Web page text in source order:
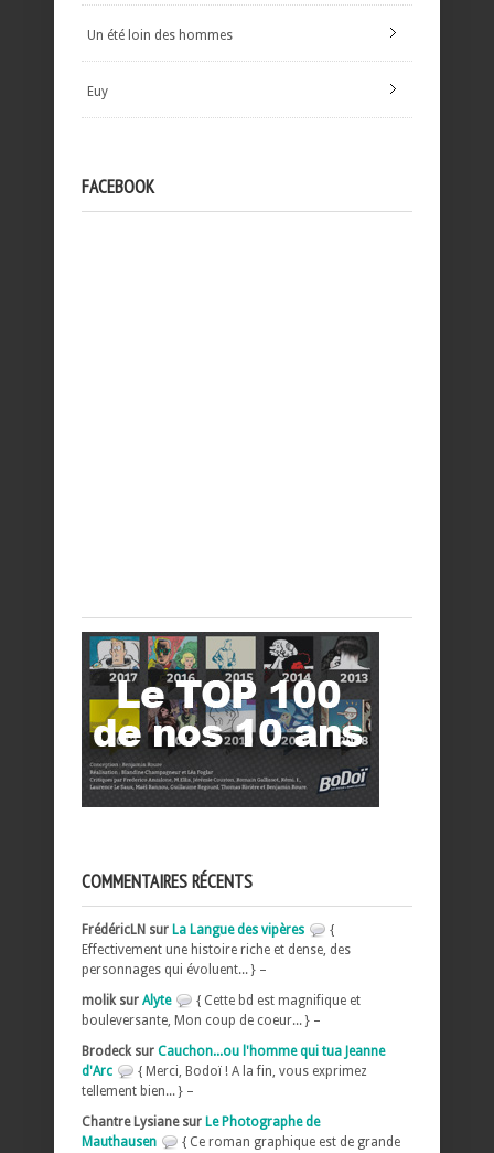
Un été loin des hommes
Euy
FACEBOOK
COMMENTAIRES RÉCENTS
FrédéricLN sur La Langue des vipères
{
Effectivement une histoire riche et dense, des
personnages qui évoluent... } –
molik sur Alyte
{ Cette bd est magnifique et
bouleversante, Mon coup de coeur... } –
Brodeck sur Cauchon...ou l'homme qui tua Jeanne
d'Arc
{ Merci, Bodoï ! A la fin, vous exprimez
tellement bien... } –
Chantre Lysiane sur Le Photographe de
Mauthausen
{ Ce roman graphique est de grande